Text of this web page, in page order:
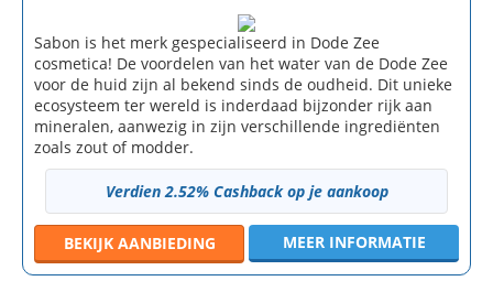
Sabon is het merk gespecialiseerd in Dode Zee
cosmetica! De voordelen van het water van de Dode Zee
voor de huid zijn al bekend sinds de oudheid. Dit unieke
ecosysteem ter wereld is inderdaad bijzonder rijk aan
mineralen, aanwezig in zijn verschillende ingrediënten
zoals zout of modder.
Verdien 2.52% Cashback op je aankoop
BEKIJK AANBIEDING MEER INFORMATIE